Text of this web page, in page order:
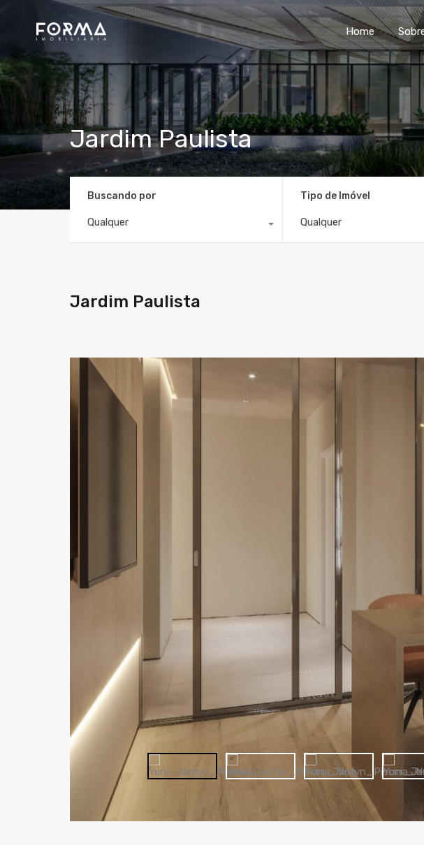
Home
Jardim Paulista
Buscando por
Qualquer
Tipo de Imóvel
Qualquer
Jardim Paulista